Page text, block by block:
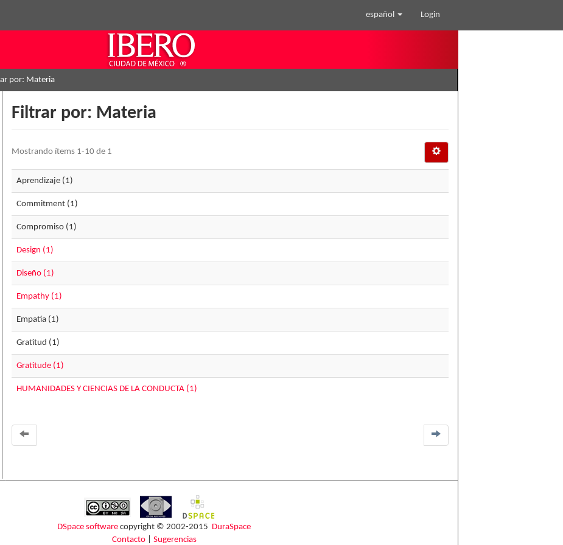
español Login
por: Materia
Filtrar por: Materia
Mostrando ítems 1-10 de 1
Aprendizaje (1)
Commitment (1)
Compromiso (1)
Design (1)
Diseño (1)
Empathy (1)
Empatía (1)
Gratitud (1)
Gratitude (1)
HUMANIDADES Y CIENCIAS DE LA CONDUCTA (1)
DSpace software copyright © 2002-2015 DuraSpace
Contacto| Sugerencias